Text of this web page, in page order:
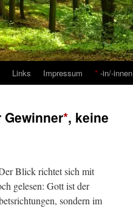
Links Impressum * -in/-innen
Gewinner*, keine
Blick richtet sich mit
gelesen: Gott ist der
sondern im